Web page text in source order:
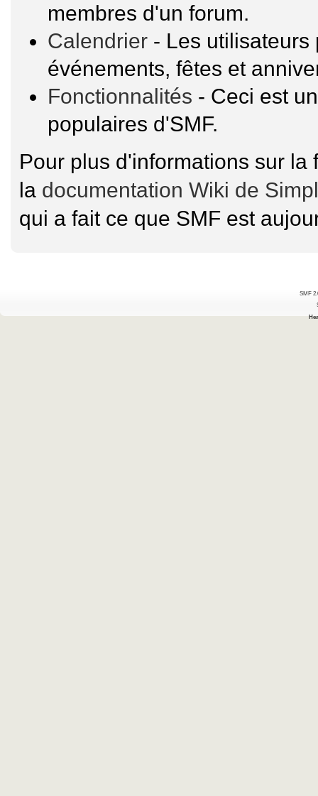
membres d'un forum.
Calendrier - Les
événements, fêtes et
Fonctionnalités - Ceci est
populaires d'SMF.
Pour plus d'informations sur
la documentation Wiki de
qui a fait ce que SMF est
SMF